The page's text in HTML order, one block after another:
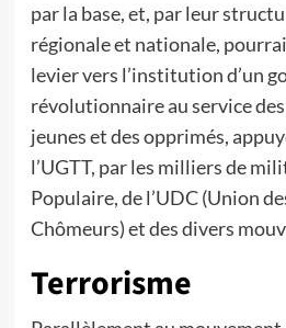
par la base, et, par leur
régionale et nationale,
levier vers l’institution d’un
révolutionnaire au service
jeunes et des opprimés,
l’UGTT, par les milliers de
Populaire, de l’UDC (Union
Chômeurs) et des divers
Terrorisme